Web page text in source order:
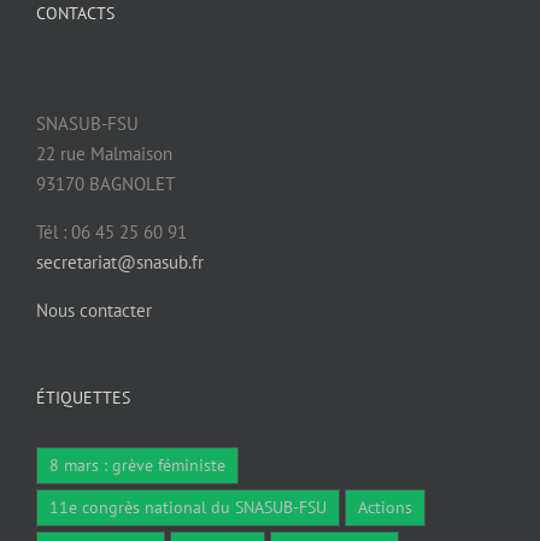
CONTACTS
SNASUB-FSU
22 rue Malmaison
93170 BAGNOLET
Tél : 06 45 25 60 91
secretariat@snasub.fr
Nous contacter
ÉTIQUETTES
8 mars : grève féministe
11e congrès national du SNASUB-FSU
Actions